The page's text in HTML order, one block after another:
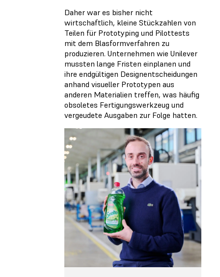
Daher war es bisher nicht
wirtschaftlich, kleine Stückzahlen von
Teilen für Prototyping und Pilottests
mit dem Blasformverfahren zu
produzieren. Unternehmen wie Unilever
mussten lange Fristen einplanen und
ihre endgültigen Designentscheidungen
anhand visueller Prototypen aus
anderen Materialien treffen, was häufig
obsoletes Fertigungswerkzeug und
vergeudete Ausgaben zur Folge hatten.